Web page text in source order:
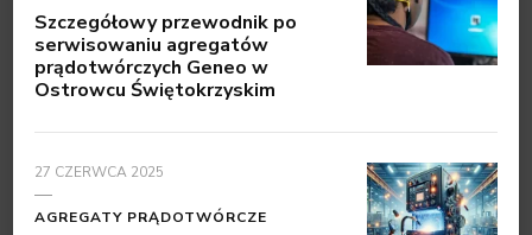
Szczegółowy przewodnik po
serwisowaniu agregatów
prądotwórczych Geneo w
Ostrowcu Świętokrzyskim
27 CZERWCA 2025
AGREGATY PRĄDOTWÓRCZE